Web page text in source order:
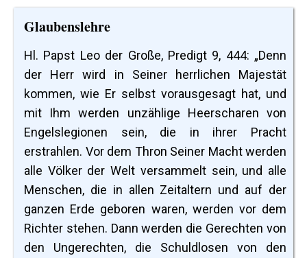
Glaubenslehre
Hl. Papst Leo der Große, Predigt 9, 444: „Denn
der Herr wird in Seiner herrlichen Majestät
kommen, wie Er selbst vorausgesagt hat, und
mit Ihm werden unzählige Heerscharen von
Engelslegionen sein, die in ihrer Pracht
erstrahlen. Vor dem Thron Seiner Macht werden
alle Völker der Welt versammelt sein, und alle
Menschen, die in allen Zeitaltern und auf der
ganzen Erde geboren waren, werden vor dem
Richter stehen. Dann werden die Gerechten von
den Ungerechten, die Schuldlosen von den